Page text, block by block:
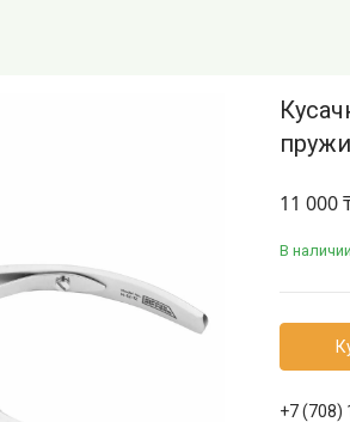
11 000
В наличии
+7 (708)